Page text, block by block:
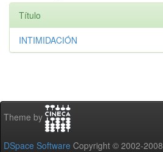
Título
INTIMIDACIÓN
Theme by
DSpace Software Copyright © 2002-2008